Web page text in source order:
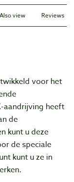
Also view Reviews
voor het
aandrijving heeft
de
kunt u deze
de speciale
kunt u ze in